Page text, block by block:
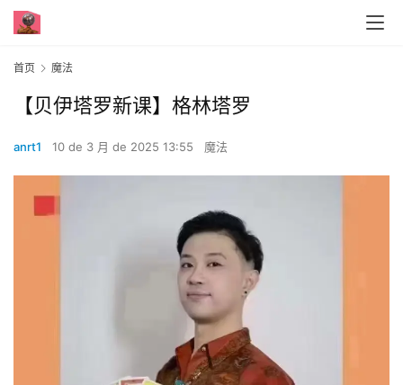
首页 魔法
【贝伊塔⁠罗‎新课】格林塔⁠罗‎
anrt1 10 de 3 月 de 2025 13:55 魔法